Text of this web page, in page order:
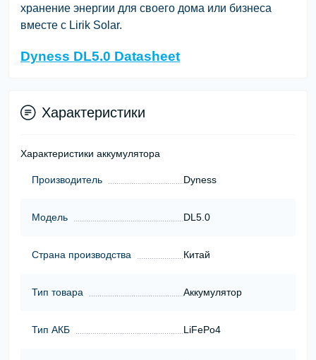
хранение энергии для своего дома или бизнеса
вместе с Lirik Solar.
Dyness DL5.0 Datasheet
Характеристики
Характеристики аккумулятора
Производитель Dyness
Модель DL5.0
Страна производства Китай
Тип товара Аккумулятор
Тип АКБ LiFePo4